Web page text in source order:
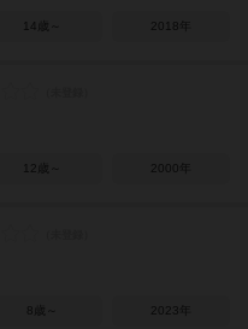
14歳～ 2018年
12歳～ 2000年
8歳～ 2023年